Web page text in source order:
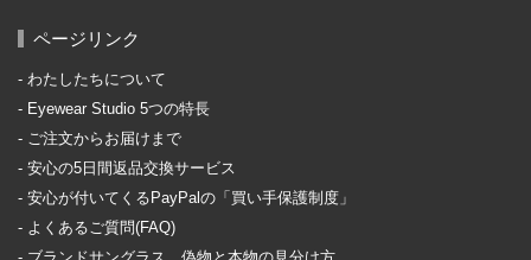
ページリンク
わたしたちについて
Eyewear Studio 5つの特長
ご注文からお届けまで
安心の5日間返品交換サービス
安心が付いてくるPayPalの「買い手保護制度」
よくあるご質問(FAQ)